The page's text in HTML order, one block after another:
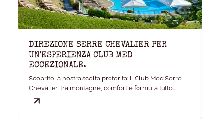
DIREZIONE SERRE CHEVALIER PER
UN'ESPERIENZA CLUB MED
ECCEZIONALE.
Scoprite la nostra scelta preferita: il Club Med Serre
Chevalier, tra montagne, comfort e formula tutto
incluso.